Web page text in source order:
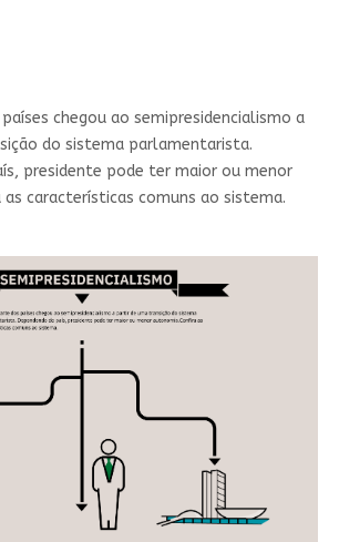
chegou ao semipresidencialismo a
do sistema parlamentarista.
presidente pode ter maior ou menor
características comuns ao sistema.